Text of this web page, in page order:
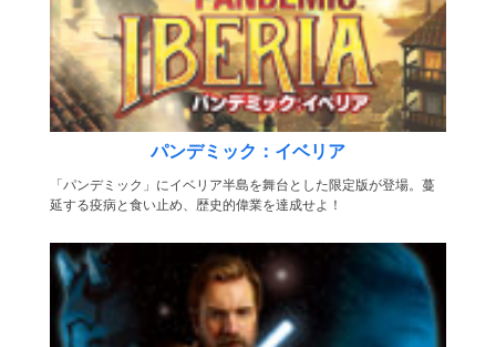
パンデミック：イベリア
「パンデミック」にイベリア半島を舞台とした限定版が登場。蔓
延する疫病と食い止め、歴史的偉業を達成せよ！